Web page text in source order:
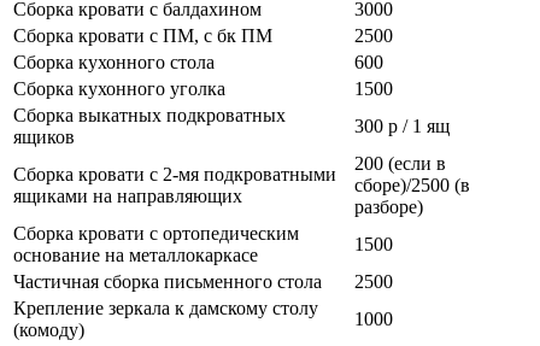
Сборка кровати с балдахином
3000
Сборка кровати с ПМ, с бк ПМ
2500
Сборка кухонного стола
600
Сборка кухонного уголка
1500
Сборка выкатных подкроватных
ящиков
300 р / 1 ящ
Сборка кровати с 2-мя подкроватными
ящиками на направляющих
200 (если в
сборе)/2500 (в
разборе)
Сборка кровати с ортопедическим
основание на металлокаркасе
1500
Частичная сборка письменного стола
2500
Крепление зеркала к дамскому столу
(комоду)
1000